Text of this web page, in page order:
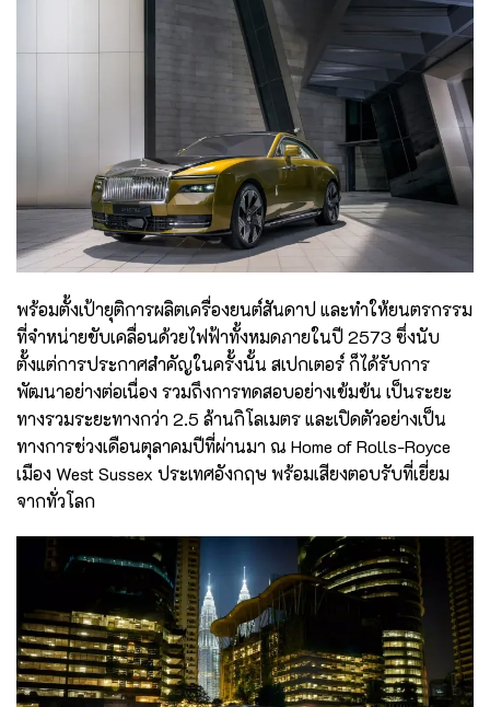
พร้อมตั้งเป้ายุติการผลิตเครื่องยนต์สันดาป และทำให้ยนตรกรรม
ที่จำหน่ายขับเคลื่อนด้วยไฟฟ้าทั้งหมดภายในปี 2573 ซึ่งนับ
ตั้งแต่การประกาศสำคัญในครั้งนั้น สเปกเตอร์ ก็ได้รับการ
พัฒนาอย่างต่อเนื่อง รวมถึงการทดสอบอย่างเข้มข้น เป็นระยะ
ทางรวมระยะทางกว่า 2.5 ล้านกิโลเมตร และเปิดตัวอย่างเป็น
ทางการช่วงเดือนตุลาคมปีที่ผ่านมา ณ Home of Rolls-Royce
เมือง West Sussex ประเทศอังกฤษ พร้อมเสียงตอบรับที่เยี่ยม
จากทั่วโลก